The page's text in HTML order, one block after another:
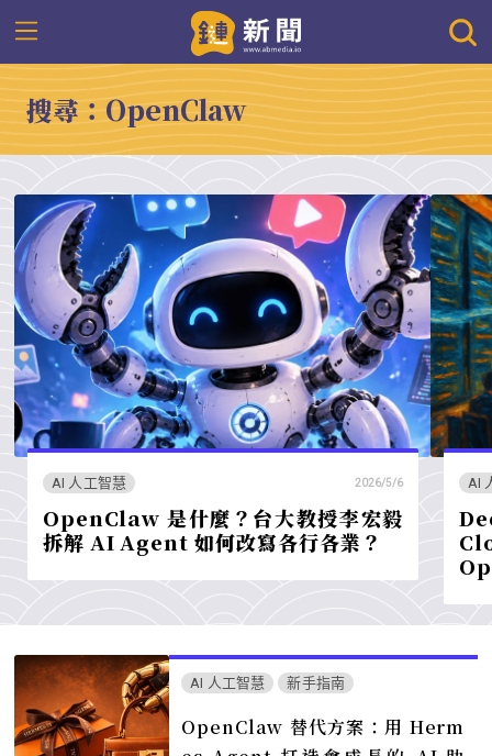
搜尋：OpenClaw
AI 人工智慧 2026/5/6
OpenClaw 是什麼？台大教授李宏毅
拆解 AI Agent 如何改寫各行各業？
AI
AI 人工智慧 新手指南
OpenClaw 替代方案：用 Herm